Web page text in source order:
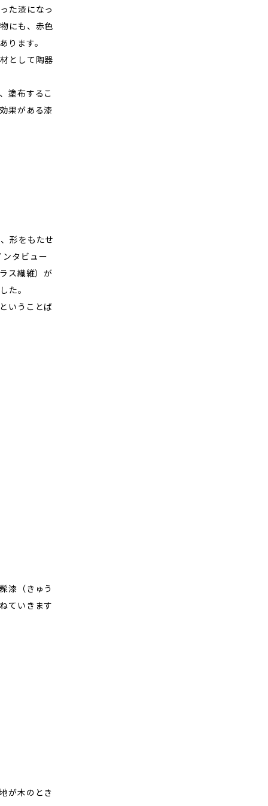
た漆になっ
にも、赤色
ります。
として陶器
塗布するこ
果がある漆
形をもたせ
タビュー
ス繊維）が
た。
いうことば
漆（きゅう
ていきます
が木のとき